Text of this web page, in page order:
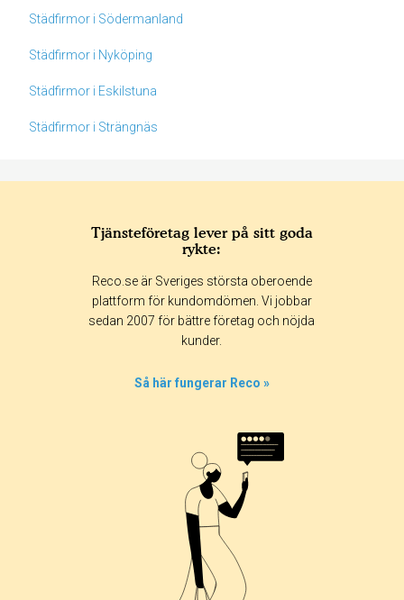
Städfirmor i Södermanland
Städfirmor i Nyköping
Städfirmor i Eskilstuna
Städfirmor i Strängnäs
365 dagar 90 dagar
30 dagar
Tjänsteföretag lever på sitt goda
rykte:
Reco.se är Sveriges största oberoende
plattform för kundomdömen. Vi jobbar
sedan 2007 för bättre företag och nöjda
kunder.
Så här fungerar Reco »